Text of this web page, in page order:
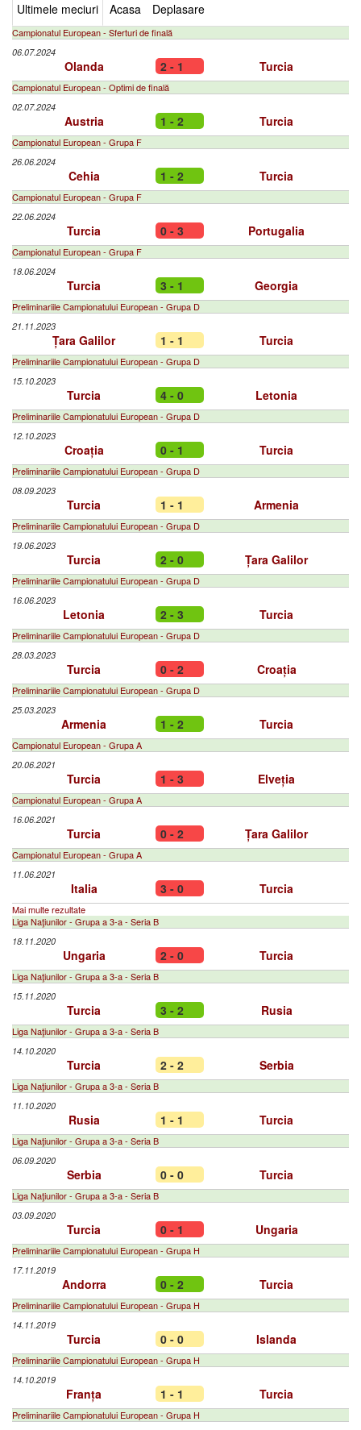
Ultimele meciuri Acasa Deplasare
Campionatul European - Sferturi de finală
06.07.2024
Olanda 2 - 1 Turcia
Campionatul European - Optimi de finală
02.07.2024
Austria 1 - 2 Turcia
Campionatul European - Grupa F
26.06.2024
Cehia 1 - 2 Turcia
Campionatul European - Grupa F
22.06.2024
Turcia 0 - 3 Portugalia
Campionatul European - Grupa F
18.06.2024
Turcia 3 - 1 Georgia
Preliminariile Campionatului European - Grupa D
21.11.2023
Țara Galilor 1 - 1 Turcia
Preliminariile Campionatului European - Grupa D
15.10.2023
Turcia 4 - 0 Letonia
Preliminariile Campionatului European - Grupa D
12.10.2023
Croația 0 - 1 Turcia
Preliminariile Campionatului European - Grupa D
08.09.2023
Turcia 1 - 1 Armenia
Preliminariile Campionatului European - Grupa D
19.06.2023
Turcia 2 - 0 Țara Galilor
Preliminariile Campionatului European - Grupa D
16.06.2023
Letonia 2 - 3 Turcia
Preliminariile Campionatului European - Grupa D
28.03.2023
Turcia 0 - 2 Croația
Preliminariile Campionatului European - Grupa D
25.03.2023
Armenia 1 - 2 Turcia
Campionatul European - Grupa A
20.06.2021
Turcia 1 - 3 Elveția
Campionatul European - Grupa A
16.06.2021
Turcia 0 - 2 Țara Galilor
Campionatul European - Grupa A
11.06.2021
Italia 3 - 0 Turcia
Mai multe rezultate
Liga Naţiunilor - Grupa a 3-a - Seria B
18.11.2020
Ungaria 2 - 0 Turcia
Liga Naţiunilor - Grupa a 3-a - Seria B
15.11.2020
Turcia 3 - 2 Rusia
Liga Naţiunilor - Grupa a 3-a - Seria B
14.10.2020
Turcia 2 - 2 Serbia
Liga Naţiunilor - Grupa a 3-a - Seria B
11.10.2020
Rusia 1 - 1 Turcia
Liga Naţiunilor - Grupa a 3-a - Seria B
06.09.2020
Serbia 0 - 0 Turcia
Liga Naţiunilor - Grupa a 3-a - Seria B
03.09.2020
Turcia 0 - 1 Ungaria
Preliminariile Campionatului European - Grupa H
17.11.2019
Andorra 0 - 2 Turcia
Preliminariile Campionatului European - Grupa H
14.11.2019
Turcia 0 - 0 Islanda
Preliminariile Campionatului European - Grupa H
14.10.2019
Franța 1 - 1 Turcia
Preliminariile Campionatului European - Grupa H